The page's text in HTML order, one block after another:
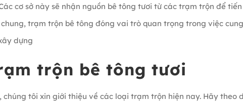
cơ sở này sẽ nhận nguồn bê tông tươi từ các trạm trộn để tiến
trạm trộn bê tông đóng vai trò quan trọng trong việc
dựng
trộn bê tông tươi
tôi xin giới thiệu về các loại trạm trộn hiện nay. Hãy theo